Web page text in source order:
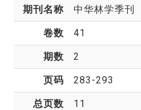
期刊名称 中华林学季刊
卷数 41
期数 2
页码 283-293
总页数 11